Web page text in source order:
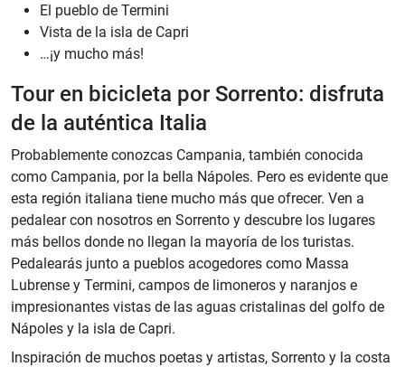
El pueblo de Termini
Vista de la isla de Capri
…¡y mucho más!
Tour en bicicleta por Sorrento: disfruta
de la auténtica Italia
Probablemente conozcas Campania, también conocida
como Campania, por la bella Nápoles. Pero es evidente que
esta región italiana tiene mucho más que ofrecer. Ven a
pedalear con nosotros en Sorrento y descubre los lugares
más bellos donde no llegan la mayoría de los turistas.
Pedalearás junto a pueblos acogedores como Massa
Lubrense y Termini, campos de limoneros y naranjos e
impresionantes vistas de las aguas cristalinas del golfo de
Nápoles y la isla de Capri.
Inspiración de muchos poetas y artistas, Sorrento y la costa